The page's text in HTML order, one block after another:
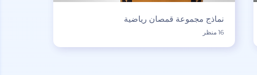
نماذج مجموعة قمصان رياضية
16 منظر